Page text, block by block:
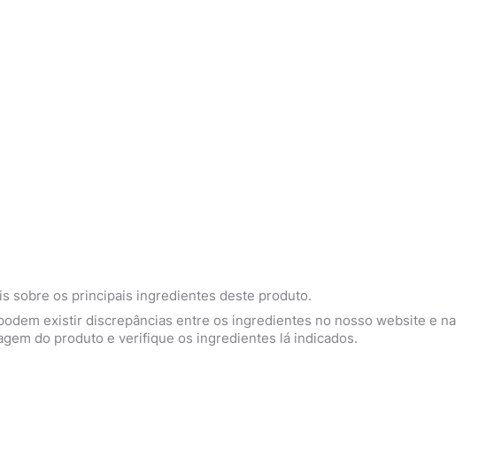
sobre os principais ingredientes deste produto.
existir discrepâncias entre os ingredientes no nosso website e na
do produto e verifique os ingredientes lá indicados.